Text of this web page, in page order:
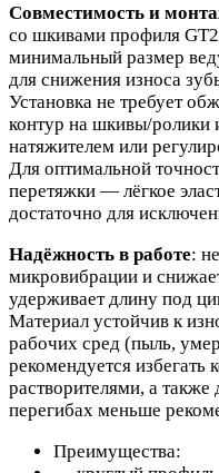
Совместимость и
со шкивами профиля
минимальный размер
для снижения износа
Установка не требует
контур на шкивы/ролики
натяжителем или
Для оптимальной
перетяжки — лёгкое
достаточно для
Надёжность в работе:
микровибрации и
удерживает длину под
Материал устойчив к
рабочих сред (пыль,
рекомендуется избегать
растворителями, а
перегибах меньше
Преимущества: